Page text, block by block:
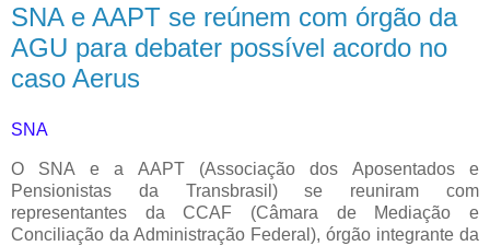
SNA e AAPT se reúnem com órgão da
AGU para debater possível acordo no
caso Aerus
SNA
O SNA e a AAPT (Associação dos Aposentados e
Pensionistas da Transbrasil) se reuniram com
representantes da CCAF (Câmara de Mediação e
Conciliação da Administração Federal), órgão integrante da